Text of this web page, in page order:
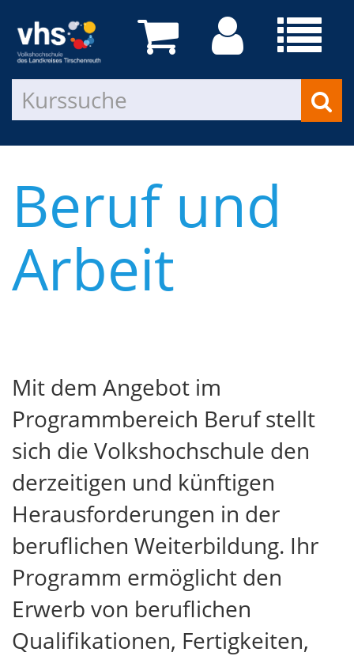
Beruf und
Arbeit
Mit dem Angebot im
Programmbereich Beruf stellt
sich die Volkshochschule den
derzeitigen und künftigen
Herausforderungen in der
beruflichen Weiterbildung. Ihr
Programm ermöglicht den
Erwerb von beruflichen
Qualifikationen, Fertigkeiten,